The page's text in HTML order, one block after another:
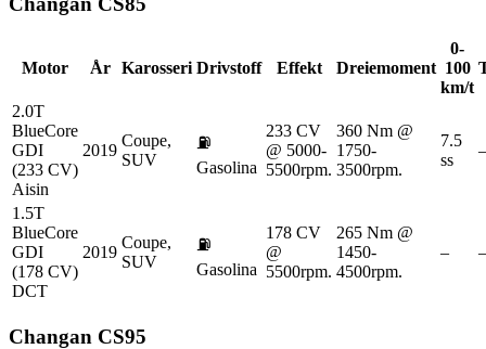
Motor År Karosseri Drivstoff Effekt Dreiemoment
0-
100
km/t
2.0T
BlueCore
GDI
(233 CV)
Aisin
2019
Coupe,
SUV
⛽
Gasolina
233 CV
@ 5000-
5500rpm.
360 Nm @
1750-
3500rpm.
7.5
ss
–
1.5T
BlueCore
GDI
(178 CV)
DCT
2019
Coupe,
SUV
⛽
Gasolina
178 CV
@
5500rpm.
265 Nm @
1450-
4500rpm.
– –
Changan CS95